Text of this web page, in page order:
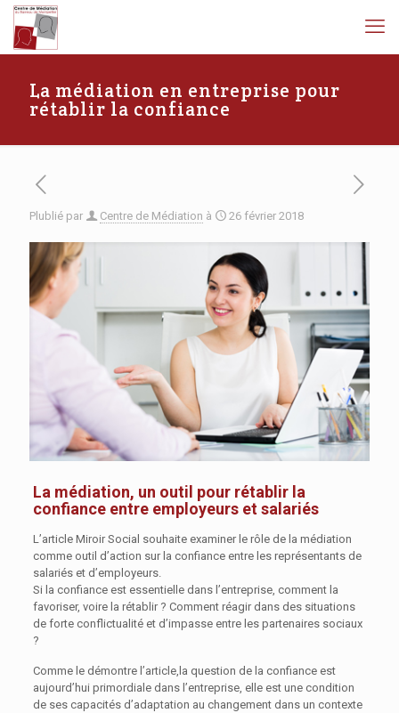
La médiation en entreprise pour
rétablir la confiance
Plublié par Centre de Médiation à 26 février 2018
La médiation, un outil pour rétablir la
confiance entre employeurs et salariés
L’article Miroir Social souhaite examiner le rôle de la médiation
comme outil d’action sur la confiance entre les représentants de
salariés et d’employeurs.
Si la confiance est essentielle dans l’entreprise, comment la
favoriser, voire la rétablir ? Comment réagir dans des situations
de forte conflictualité et d’impasse entre les partenaires sociaux
?
Comme le démontre l’article,la question de la confiance est
aujourd’hui primordiale dans l’entreprise, elle est une condition
de ses capacités d’adaptation au changement dans un contexte